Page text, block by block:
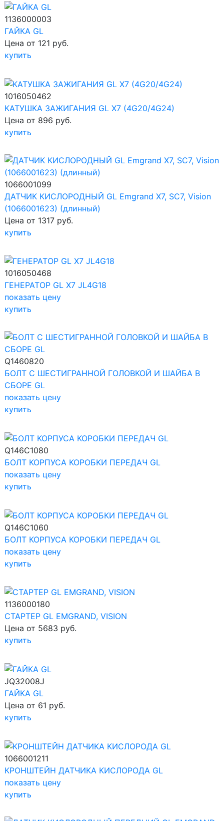
1136000003
ГАЙКА GL
Цена от 121 руб.
купить
1016050462
КАТУШКА ЗАЖИГАНИЯ GL X7 (4G20/4G24)
Цена от 896 руб.
купить
1066001099
ДАТЧИК КИСЛОРОДНЫЙ GL Emgrand X7, SC7, Vision
(1066001623) (длинный)
Цена от 1317 руб.
купить
1016050468
ГЕНЕРАТОР GL Х7 JL4G18
показать цену
купить
Q1460820
БОЛТ С ШЕСТИГРАННОЙ ГОЛОВКОЙ И ШАЙБА В
СБОРЕ GL
показать цену
купить
Q146C1080
БОЛТ КОРПУСА КОРОБКИ ПЕРЕДАЧ GL
показать цену
купить
Q146C1060
БОЛТ КОРПУСА КОРОБКИ ПЕРЕДАЧ GL
показать цену
купить
1136000180
СТАРТЕР GL EMGRAND, VISION
Цена от 5683 руб.
купить
JQ32008J
ГАЙКА GL
Цена от 61 руб.
купить
1066001211
КРОНШТЕЙН ДАТЧИКА КИСЛОРОДА GL
показать цену
купить